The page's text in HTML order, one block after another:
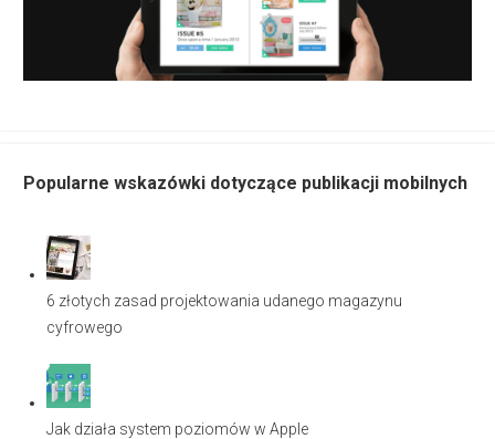
Popularne wskazówki dotyczące publikacji mobilnych
6 złotych zasad projektowania udanego magazynu
cyfrowego
Jak działa system poziomów w Apple